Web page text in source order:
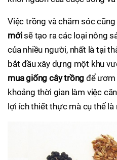
Việc trồng và chăm sóc
mớisẽ tạo ra các loại nông
của nhiều người, nhất là tại
bắt đầu xây dựng một khu
mua giống cây trồng để ươm
khoảng thời gian làm việc
lợi ích thiết thực mà cụ thể là